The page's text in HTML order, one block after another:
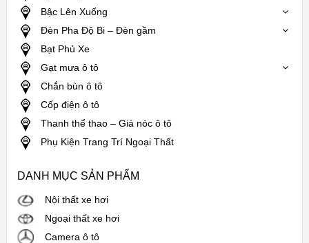
Bậc Lên Xuống
Đèn Pha Độ Bi – Đèn gầm
Bạt Phủ Xe
Gạt mưa ô tô
Chắn bùn ô tô
Cốp điện ô tô
Thanh thể thao – Giá nóc ô tô
Phụ Kiện Trang Trí Ngoại Thất
DANH MỤC SẢN PHẨM
Nội thất xe hơi
Ngoại thất xe hơi
Camera ô tô